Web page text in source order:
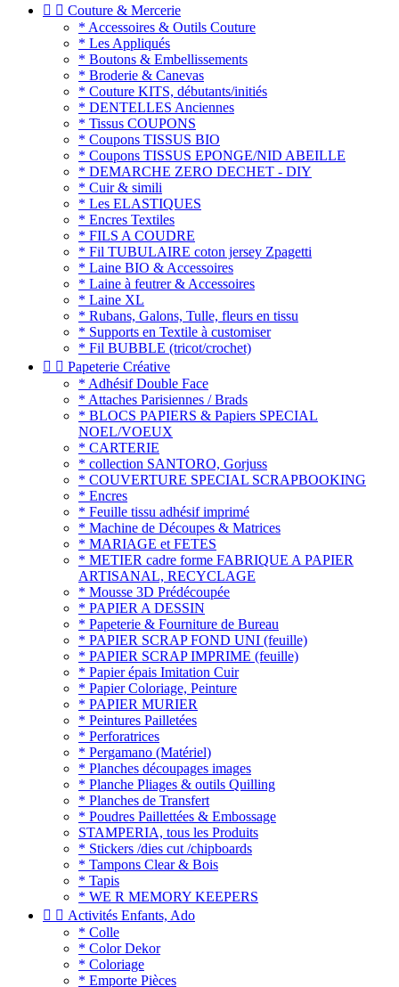
  Couture & Mercerie
* Accessoires & Outils Couture
* Les Appliqués
* Boutons & Embellissements
* Broderie & Canevas
* Couture KITS, débutants/initiés
* DENTELLES Anciennes
* Tissus COUPONS
* Coupons TISSUS BIO
* Coupons TISSUS EPONGE/NID ABEILLE
* DEMARCHE ZERO DECHET - DIY
* Cuir & simili
* Les ELASTIQUES
* Encres Textiles
* FILS A COUDRE
* Fil TUBULAIRE coton jersey Zpagetti
* Laine BIO & Accessoires
* Laine à feutrer & Accessoires
* Laine XL
* Rubans, Galons, Tulle, fleurs en tissu
* Supports en Textile à customiser
* Fil BUBBLE (tricot/crochet)
  Papeterie Créative
* Adhésif Double Face
* Attaches Parisiennes / Brads
* BLOCS PAPIERS & Papiers SPECIAL
NOEL/VOEUX
* CARTERIE
* collection SANTORO, Gorjuss
* COUVERTURE SPECIAL SCRAPBOOKING
* Encres
* Feuille tissu adhésif imprimé
* Machine de Découpes & Matrices
* MARIAGE et FETES
* METIER cadre forme FABRIQUE A PAPIER
ARTISANAL, RECYCLAGE
* Mousse 3D Prédécoupée
* PAPIER A DESSIN
* Papeterie & Fourniture de Bureau
* PAPIER SCRAP FOND UNI (feuille)
* PAPIER SCRAP IMPRIME (feuille)
* Papier épais Imitation Cuir
* Papier Coloriage, Peinture
* PAPIER MURIER
* Peintures Pailletées
* Perforatrices
* Pergamano (Matériel)
* Planches découpages images
* Planche Pliages & outils Quilling
* Planches de Transfert
* Poudres Paillettées & Embossage
STAMPERIA, tous les Produits
* Stickers /dies cut /chipboards
* Tampons Clear & Bois
* Tapis
* WE R MEMORY KEEPERS
  Activités Enfants, Ado
* Colle
* Color Dekor
* Coloriage
* Emporte Pièces